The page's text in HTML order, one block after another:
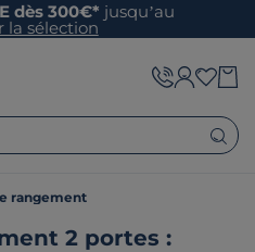
dès 300€* jusqu’au
la sélection
rangement
2 portes :